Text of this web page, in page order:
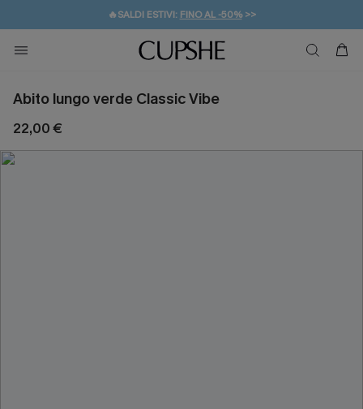
🔥SALDI ESTIVI: FINO AL -50%>>
🚚SPEDIZIONE GRATUITA DA 49€
💌REGALO PER I NUOVI: 20% DI SCONTO*
Abito lungo verde Classic Vibe
22,00 €